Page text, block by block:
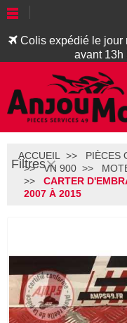
Colis expédié le jour
avant 13h
Filtres
ACCUEIL PIÈCES
VN 900
CARTER
2007 À 2015